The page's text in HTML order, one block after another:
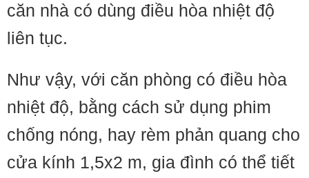
căn nhà có dùng điều hòa nhiệt độ
liên tục.
Như vậy, với căn phòng có điều hòa
nhiệt độ, bằng cách sử dụng phim
chống nóng, hay rèm phản quang cho
cửa kính 1,5x2 m, gia đình có thể tiết